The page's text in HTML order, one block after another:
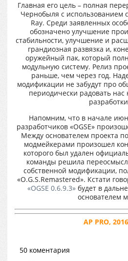
Главная его цель – полная
Чернобыля с использованием
Ray. Среди заявленных
обозначено улучшение
стабильности, улучшение и
грандиозная развязка и,
оружейный пак, который
модульную систему. Релиз
раньше, чем через год.
модификации не забудут про
периодически радовать нас
Напомним, что в начале
разработчиков «OGSE»
Между основателем проекта
модмейкерами произошел
которого был удален
команды решила
собственной модификации,
«O.G.S.Remastered». Кстати
«OGSE 0.6.9.3» будет в
основателем
AP PRO,
50 коментария